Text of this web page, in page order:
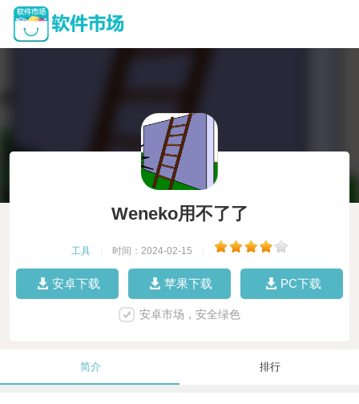
Weneko用不了了
工具 时间：2024-02-15
安卓下载 苹果下载 PC下载
安卓市场，安全绿色
简介 排行